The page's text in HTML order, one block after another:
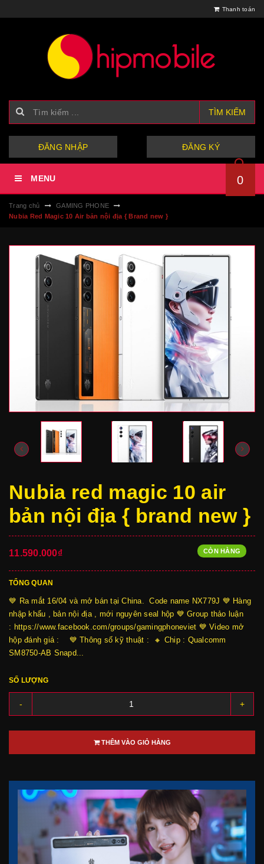
Thanh toán
TÌM KIẾM
ĐĂNG NHẬP ĐĂNG KÝ
MENU 0
Trang chủ
GAMING PHONE
Nubia Red Magic 10 Air bản nội địa { Brand new }
Nubia red magic 10 air
bản nội địa { brand new }
11.590.000₫ CÒN HÀNG
TỔNG QUAN
💙 Ra mắt 16/04 và mở bán tại China. Code name NX779J 💙 Hàng
nhập khẩu , bản nội địa , mới nguyên seal hộp 💙 Group thảo luận
: https://www.facebook.com/groups/gamingphoneviet 💙 Video mở
hộp đánh giá : 💙 Thông số kỹ thuật : 🔸 Chip : Qualcomm
SM8750-AB Snapd...
SỐ LƯỢNG
- +
THÊM VÀO GIỎ HÀNG